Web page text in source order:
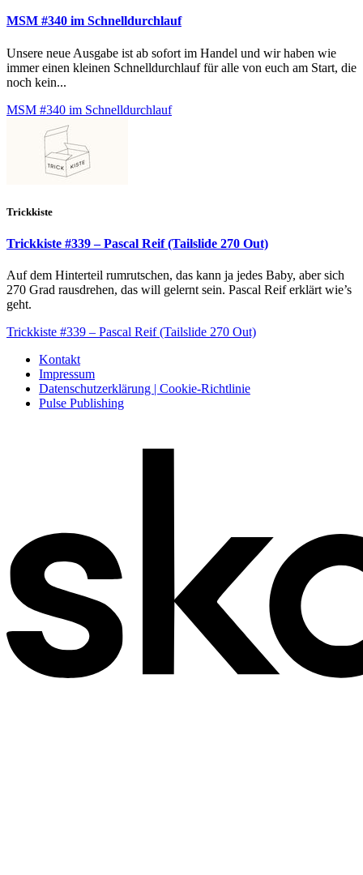
MSM #340 im Schnelldurchlauf
Unsere neue Ausgabe ist ab sofort im Handel und wir haben wie
immer einen kleinen Schnelldurchlauf für alle von euch am Start, die
noch kein...
MSM #340 im Schnelldurchlauf
Trickkiste
Trickkiste #339 – Pascal Reif (Tailslide 270 Out)
Auf dem Hinterteil rumrutschen, das kann ja jedes Baby, aber sich
270 Grad rausdrehen, das will gelernt sein. Pascal Reif erklärt wie’s
geht.
Trickkiste #339 – Pascal Reif (Tailslide 270 Out)
Kontakt
Impressum
Datenschutzerklärung | Cookie-Richtlinie
Pulse Publishing